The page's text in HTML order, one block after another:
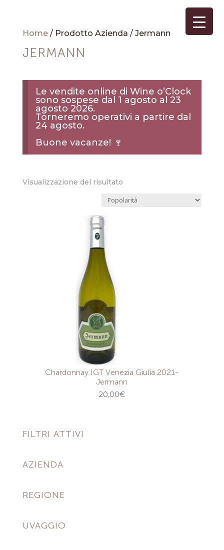
Home/ Prodotto Azienda / Jermann
JERMANN
Le vendite online di Wine o’Clock
sono sospese dal 1 agosto al 23
agosto 2026.
Torneremo operativi a partire dal
24 agosto.
Buone vacanze! 🍷
Visualizzazione del risultato
Chardonnay IGT Venezia Giulia 2021-
Jermann
20,00€
FILTRI ATTIVI
AZIENDA
REGIONE
UVAGGIO